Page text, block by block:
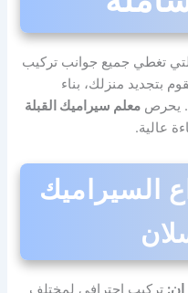
تغطي جميع جوانب تركيب
بتجديد منزلك، بناء
يحرصمعلم سيراميك القبلة
عالية.
السيراميك